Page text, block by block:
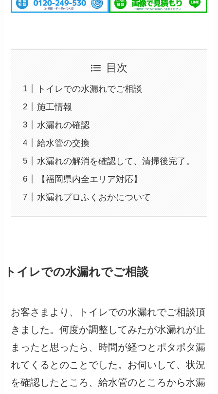
目次
トイレでの水漏れでご相談
施工情報
水漏れの確認
給水管の交換
水漏れの解消を確認して、清掃後完了。
【福岡県内全エリア対応】
水漏れプロふくおかについて
トイレでの水漏れでご相談
お客さまより、トイレでの水漏れでご相談頂
きました。何度か調整してみたが水漏れが止
まったと思ったら、時間が経つとポタポタ漏
れてくるとのことでした。お伺いして、状況
を確認したところ、給水管のところから水漏